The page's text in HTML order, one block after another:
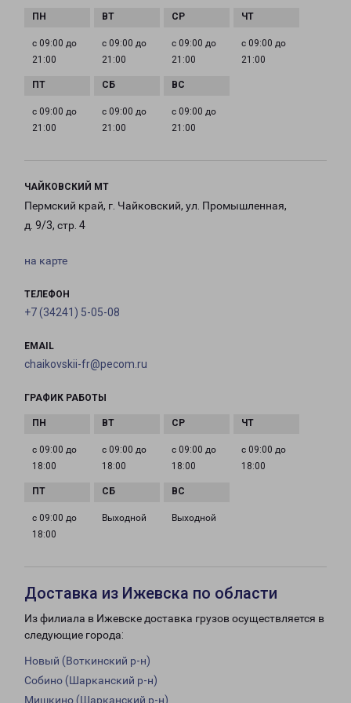
с 09:00 до
21:00
с 09:00 до
21:00
с 09:00 до
21:00
с 09:00 до
21:00
с 09:00 до
21:00
с 09:00 до
21:00
с 09:00 до
21:00
ЧАЙКОВСКИЙ МТ
Пермский край, г. Чайковский, ул. Промышленная,
д. 9/3, стр. 4
на карте
ТЕЛЕФОН
+7 (34241) 5-05-08
EMAIL
chaikovskii-fr@pecom.ru
ГРАФИК РАБОТЫ
с 09:00 до
18:00
с 09:00 до
18:00
с 09:00 до
18:00
с 09:00 до
18:00
с 09:00 до
18:00
Выходной Выходной
Доставка из Ижевска по области
Из филиала в Ижевске доставка грузов осуществляется в
следующие города:
Новый (Воткинский р-н)
Собино (Шарканский р-н)
Мишкино (Шарканский р-н)